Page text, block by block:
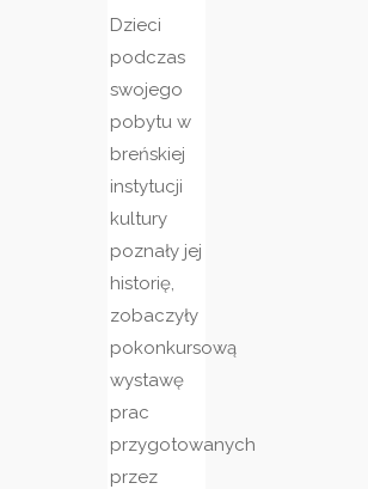
Dzieci
podczas
swojego
pobytu w
breńskiej
instytucji
kultury
poznały jej
historię,
zobaczyły
pokonkursową
wystawę
prac
przygotowanych
przez